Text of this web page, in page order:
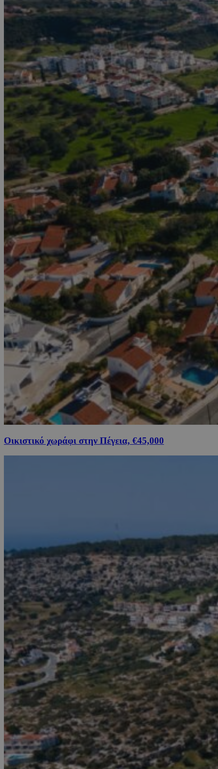
Οικιστικό χωράφι στην Πέγεια, €45,000